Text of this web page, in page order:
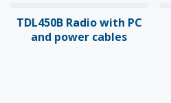
TDL450B Radio with PC
and power cables